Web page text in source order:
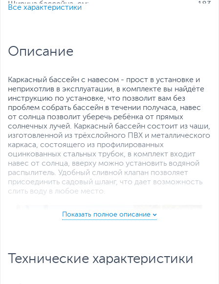
Ширина бассейна, см:
183
Все характеристики
Описание
Каркасный бассейн с навесом - прост в установке и
неприхотлив в эксплуатации, в комплекте вы найдёте
инструкцию по установке, что позволит вам без
проблем собрать бассейн в течении получаса, навес
от солнца позволит уберечь ребёнка от прямых
солнечных лучей. Каркасный бассейн состоит из чаши,
изготовленной из трёхслойного ПВХ и металлического
каркаса, состоящего из профилированных
оцинкованных стальных трубок, в комплект входит
навес от солнца, вверху можно установить водяной
распылитель. Удобный сливной клапан позволяет
присоединить садовый шланг, что дает возможность
слить воду в любое место.
Технические характеристики